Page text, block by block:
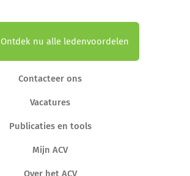
Ontdek nu alle ledenvoordelen
Contacteer ons
Vacatures
Publicaties en tools
Mijn ACV
Over het ACV